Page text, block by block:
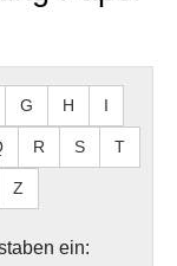
G H I
R S T
Z
ein: